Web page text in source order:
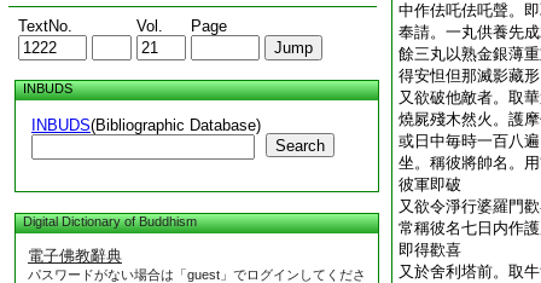
TextNo. Vol. Page
INBUDS
INBUDS(Bibliographic Database)
Search
Digital Dictionary of Buddhism
電子佛教辭典
パスワードがない場合は「guest」でログインしてくださ
中作佉吒佉吒聲。
奉請。一丸供養先
餘三丸以熟金銀薄
得安怛但那滅影藏形
又欲破他敵者。取
燒屍殘木然火。護
或日中毎時一百八
坐。稱彼將帥名。
彼軍即破
又欲令淨行婆羅門
常稱彼名七日内作
即得歡喜
又於舍利塔前。取